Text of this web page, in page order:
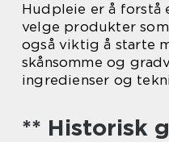
Hudpleie er å forstå
velge produkter
også viktig å starte
skånsomme og
ingredienser og
** Historisk